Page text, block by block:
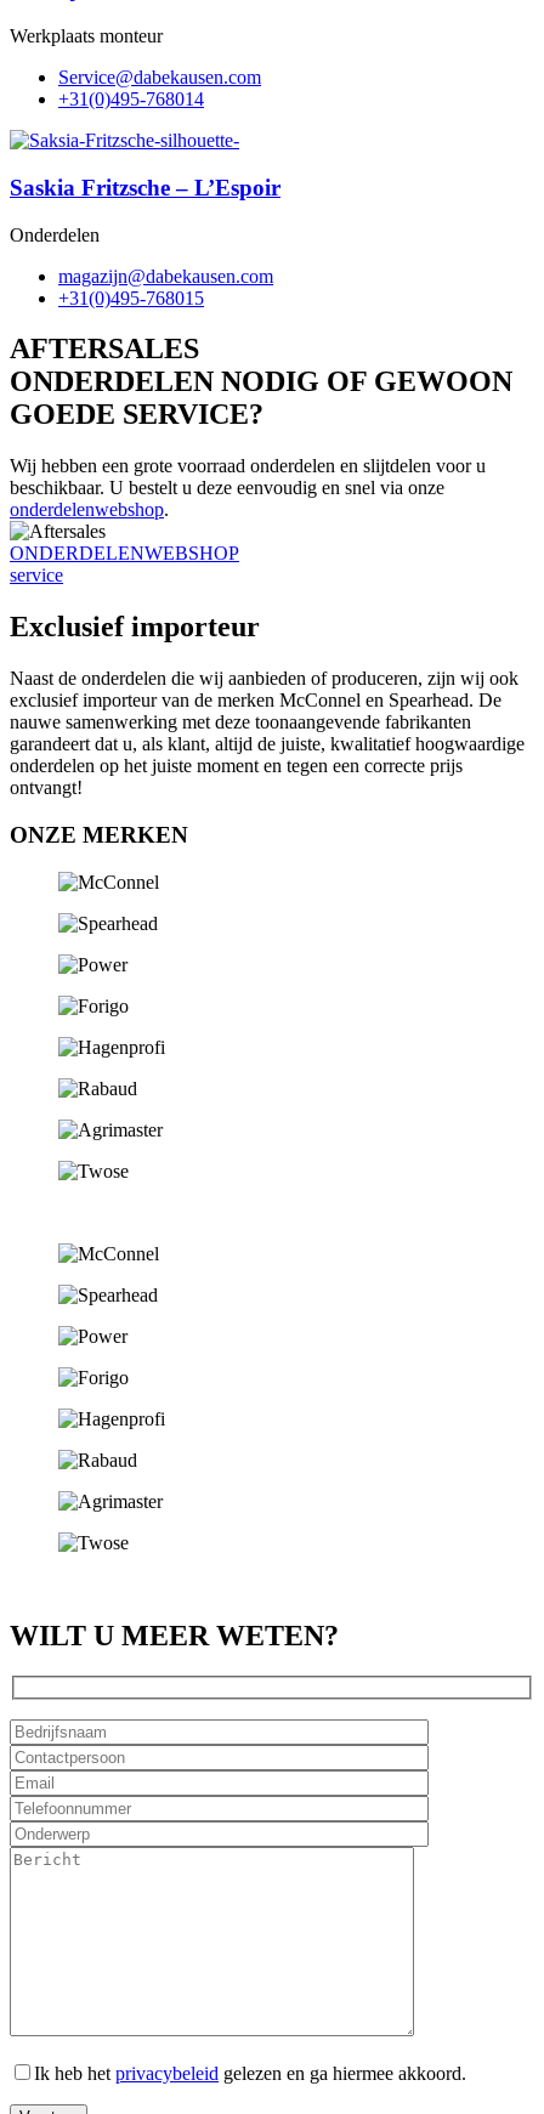
Werkplaats monteur
moc.nesuakebad
@ecivreS
+31(0)495-768014
Saskia Fritzsche – L’Espoir
Onderdelen
moc.nesuakebad
@njizagam
+31(0)495-768015
AFTERSALES
ONDERDELEN NODIG OF GEWOON
GOEDE SERVICE?
Wij hebben een grote voorraad onderdelen en slijtdelen voor u
beschikbaar. U bestelt u deze eenvoudig en snel via onze
onderdelenwebshop.
ONDERDELENWEBSHOP
service
Exclusief importeur
Naast de onderdelen die wij aanbieden of produceren, zijn wij ook
exclusief importeur van de merken McConnel en Spearhead. De
nauwe samenwerking met deze toonaangevende fabrikanten
garandeert dat u, als klant, altijd de juiste, kwalitatief hoogwaardige
onderdelen op het juiste moment en tegen een correcte prijs
ontvangt!
ONZE MERKEN
WILT U MEER WETEN?
Ik heb het privacybeleid gelezen en ga hiermee akkoord.